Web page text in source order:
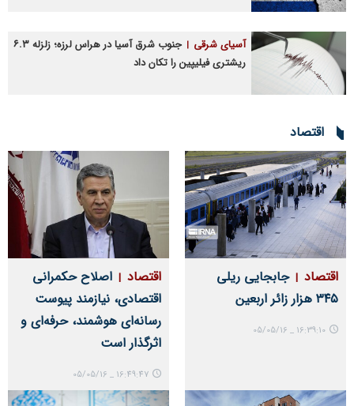
آسیای شرقی
جنوب شرق آسیا در هراس لرزه؛ زلزله ۶.۳
ریشتری فیلیپین را تکان داد
اقتصاد
اقتصاد
جابجایی ریلی
۳۴۵ هزار زائر اربعین
16:39:10 _ 05/05/16
اقتصاد
اصلاح حکمرانی
اقتصادی، نیازمند پیوست
رسانه‌ای هوشمند، حرفه‌ای و
اثرگذار است
16:49:47 _ 05/05/16